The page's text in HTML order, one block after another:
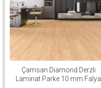
Çamsan Diamond Derzli
Laminat Parke 10 mm Falya